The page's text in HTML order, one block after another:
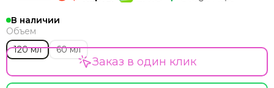
В наличии
Объем
120 мл
60 мл
Заказ в один клик